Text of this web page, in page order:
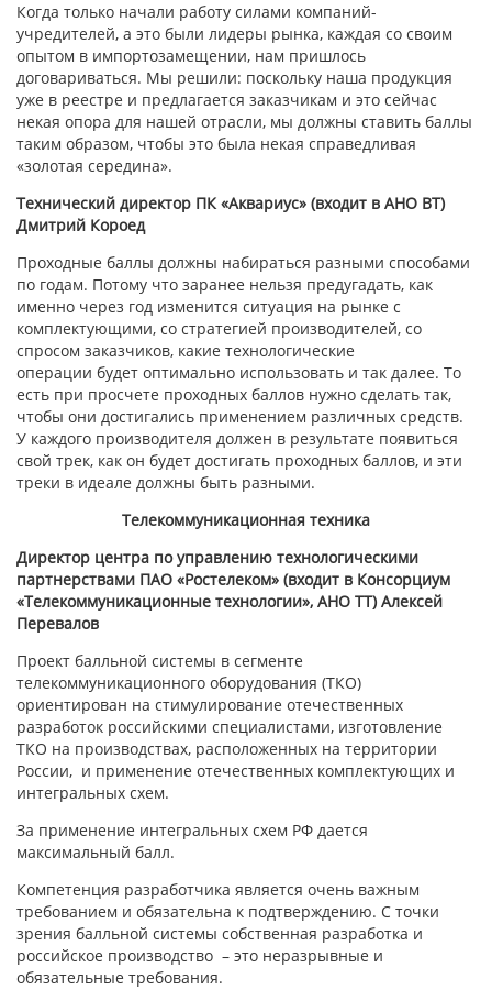
Когда только начали работу силами компаний-
учредителей, а это были лидеры рынка, каждая со своим
опытом в импортозамещении, нам пришлось
договариваться. Мы решили: поскольку наша продукция
уже в реестре и предлагается заказчикам и это сейчас
некая опора для нашей отрасли, мы должны ставить баллы
таким образом, чтобы это была некая справедливая
«золотая середина».
Технический директор ПК «Аквариус» (входит в АНО ВТ)
Дмитрий Короед
Проходные баллы должны набираться разными способами
по годам. Потому что заранее нельзя предугадать, как
именно через год изменится ситуация на рынке с
комплектующими, со стратегией производителей, со
спросом заказчиков, какие технологические
операции будет оптимально использовать и так далее. То
есть при просчете проходных баллов нужно сделать так,
чтобы они достигались применением различных средств.
У каждого производителя должен в результате появиться
свой трек, как он будет достигать проходных баллов, и эти
треки в идеале должны быть разными.
Телекоммуникационная техника
Директор центра по управлению технологическими
партнерствами ПАО «Ростелеком» (входит в Консорциум
«Телекоммуникационные технологии», АНО ТТ) Алексей
Перевалов
Проект балльной системы в сегменте
телекоммуникационного оборудования (ТКО)
ориентирован на стимулирование отечественных
разработок российскими специалистами, изготовление
ТКО на производствах, расположенных на территории
России, и применение отечественных комплектующих и
интегральных схем.
За применение интегральных схем РФ дается
максимальный балл.
Компетенция разработчика является очень важным
требованием и обязательна к подтверждению. С точки
зрения балльной системы собственная разработка и
российское производство – это неразрывные и
обязательные требования.